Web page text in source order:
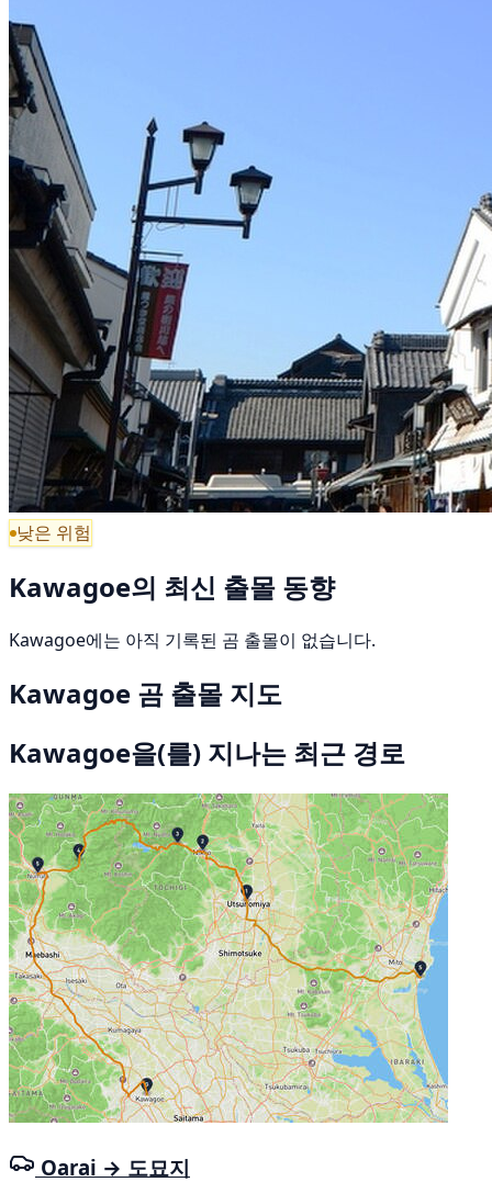
낮은 위험
Kawagoe의 최신 출몰 동향
Kawagoe에는 아직 기록된 곰 출몰이 없습니다.
Kawagoe 곰 출몰 지도
Kawagoe을(를) 지나는 최근 경로
Oarai → 도묘지